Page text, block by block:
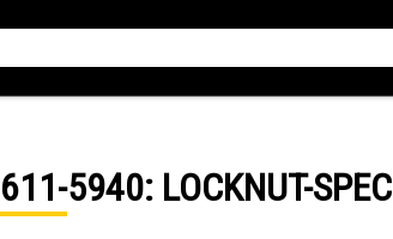
611-5940: LOCKNUT-SPEC